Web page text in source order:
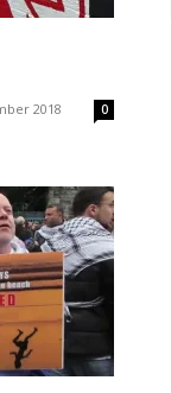
2018 0